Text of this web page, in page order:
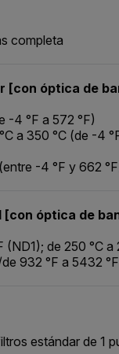
completa
[con óptica de
-4 °F a 572 °F)
a 350 °C (de -4
-4 °F y 662
óptica de
(ND1); de 250 °C
932 °F a 5432
estándar de 1